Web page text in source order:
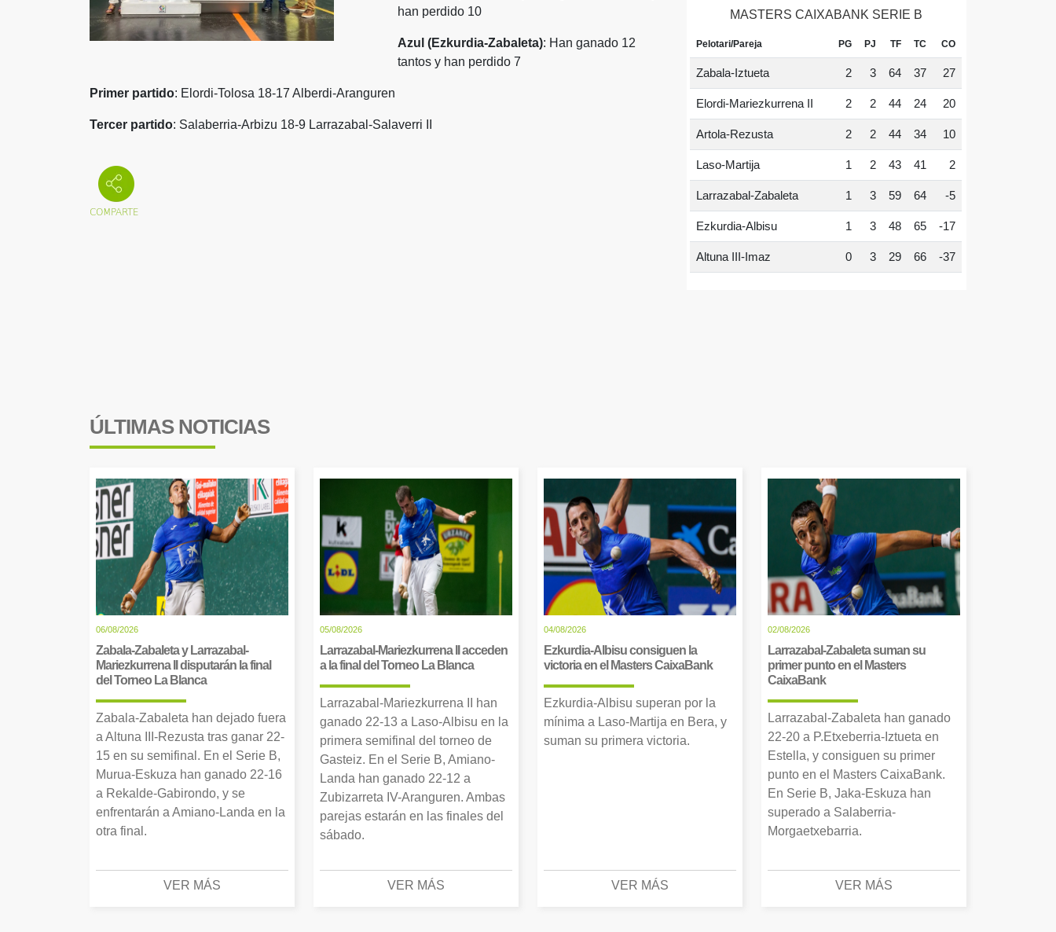
han perdido 10
Azul (Ezkurdia-Zabaleta): Han ganado 12
tantos y han perdido 7
Primer partido: Elordi-Tolosa 18-17 Alberdi-Aranguren
Tercer partido: Salaberria-Arbizu 18-9 Larrazabal-Salaverri II
MASTERS CAIXABANK SERIE B
Pelotari/Pareja PG PJ TF TC CO
Zabala-Iztueta 2 3 64 37 27
Elordi-Mariezkurrena II 2 2 44 24 20
Artola-Rezusta 2 2 44 34 10
Laso-Martija 1 2 43 41 2
Larrazabal-Zabaleta 1 3 59 64 -5
Ezkurdia-Albisu 1 3 48 65 -17
Altuna III-Imaz 0 3 29 66 -37
ÚLTIMAS NOTICIAS
06/08/2026
Zabala-Zabaleta y Larrazabal-
Mariezkurrena II disputarán la final
del Torneo La Blanca
Zabala-Zabaleta han dejado fuera
a Altuna III-Rezusta tras ganar 22-
15 en su semifinal. En el Serie B,
Murua-Eskuza han ganado 22-16
a Rekalde-Gabirondo, y se
enfrentarán a Amiano-Landa en la
otra final.
VER MÁS
05/08/2026
Larrazabal-Mariezkurrena II acceden
a la final del Torneo La Blanca
Larrazabal-Mariezkurrena II han
ganado 22-13 a Laso-Albisu en la
primera semifinal del torneo de
Gasteiz. En el Serie B, Amiano-
Landa han ganado 22-12 a
Zubizarreta IV-Aranguren. Ambas
parejas estarán en las finales del
sábado.
VER MÁS
04/08/2026
Ezkurdia-Albisu consiguen la
victoria en el Masters CaixaBank
Ezkurdia-Albisu superan por la
mínima a Laso-Martija en Bera, y
suman su primera victoria.
VER MÁS
02/08/2026
Larrazabal-Zabaleta suman su
primer punto en el Masters
CaixaBank
Larrazabal-Zabaleta han ganado
22-20 a P.Etxeberria-Iztueta en
Estella, y consiguen su primer
punto en el Masters CaixaBank.
En Serie B, Jaka-Eskuza han
superado a Salaberria-
Morgaetxebarria.
VER MÁS